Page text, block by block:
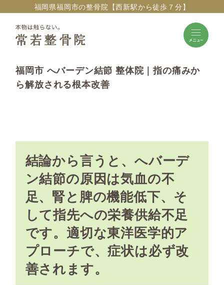
福岡県福岡市の整骨院【西新駅から徒歩７分】
福岡市 へバーデン結節 整体院｜指の痛みか
ら解放される根本改善
結論から言うと、へバーデ
ン結節の原因は気血の不
足、腎と脾の機能低下、そ
して指先への栄養供給不足
です。適切な東洋医学的ア
プローチで、症状は必ず改
善されます。